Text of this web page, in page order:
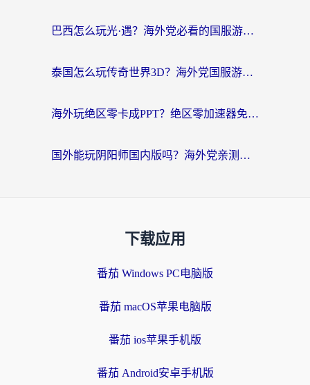
巴西怎么玩光·遇？海外党必看的国服游戏加速器选择指南（附3款热门游戏实测）
泰国怎么玩传奇世界3D？海外党国服游戏加速终极指南（附非洲欧洲热门游戏解决方案）
海外玩绝区零卡成PPT？绝区零加速器免费的推荐+实用技巧，附墨西哥玩谁是卧底美国玩和平精英攻略
国外能玩阴阳师国内版吗？海外党亲测有效的国服游戏加速指南
下载应用
番茄 Windows PC电脑版
番茄 macOS苹果电脑版
番茄 ios苹果手机版
番茄 Android安卓手机版